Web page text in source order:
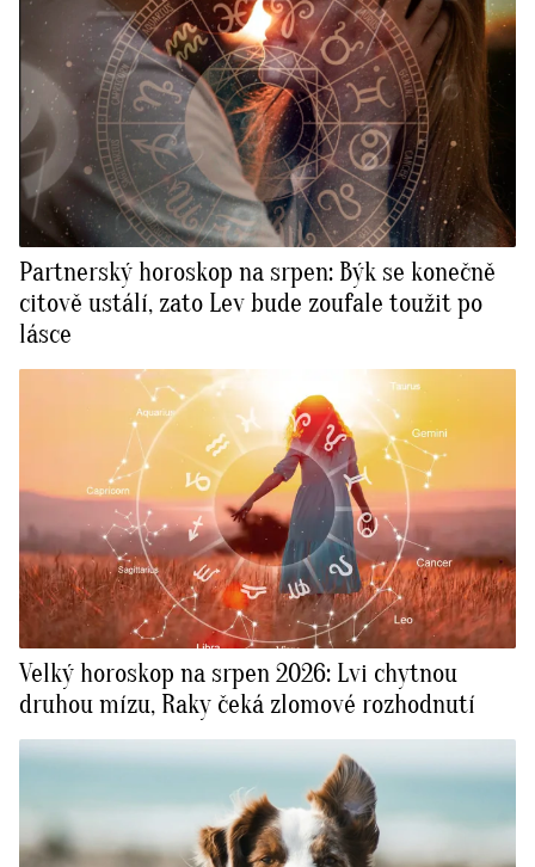
Partnerský horoskop na srpen: Býk se konečně
citově ustálí, zato Lev bude zoufale toužit po
lásce
Velký horoskop na srpen 2026: Lvi chytnou
druhou mízu, Raky čeká zlomové rozhodnutí